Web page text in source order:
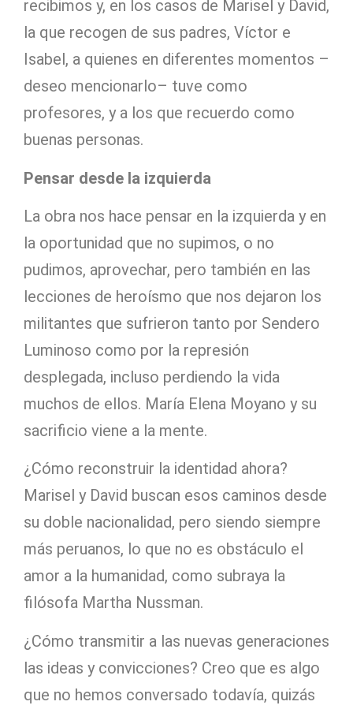
recibimos y, en los casos de Marisel y David,
la que recogen de sus padres, Víctor e
Isabel, a quienes en diferentes momentos –
deseo mencionarlo– tuve como
profesores, y a los que recuerdo como
buenas personas.
Pensar desde la izquierda
La obra nos hace pensar en la izquierda y en
la oportunidad que no supimos, o no
pudimos, aprovechar, pero también en las
lecciones de heroísmo que nos dejaron los
militantes que sufrieron tanto por Sendero
Luminoso como por la represión
desplegada, incluso perdiendo la vida
muchos de ellos. María Elena Moyano y su
sacrificio viene a la mente.
¿Cómo reconstruir la identidad ahora?
Marisel y David buscan esos caminos desde
su doble nacionalidad, pero siendo siempre
más peruanos, lo que no es obstáculo el
amor a la humanidad, como subraya la
filósofa Martha Nussman.
¿Cómo transmitir a las nuevas generaciones
las ideas y convicciones? Creo que es algo
que no hemos conversado todavía, quizás